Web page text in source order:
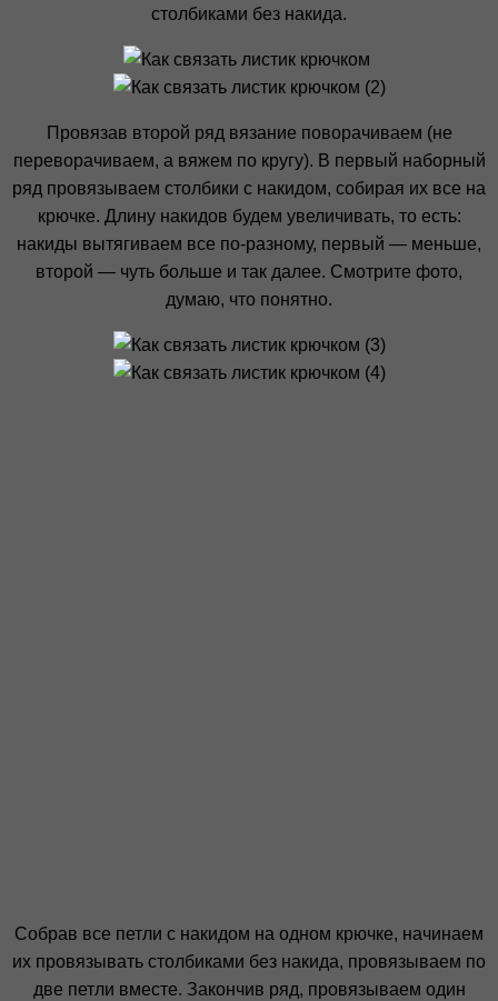
столбиками без накида.
Провязав второй ряд вязание поворачиваем (не
переворачиваем, а вяжем по кругу). В первый наборный
ряд провязываем столбики с накидом, собирая их все на
крючке. Длину накидов будем увеличивать, то есть:
накиды вытягиваем все по-разному, первый — меньше,
второй — чуть больше и так далее. Смотрите фото,
думаю, что понятно.
Собрав все петли с накидом на одном крючке, начинаем
их провязывать столбиками без накида, провязываем по
две петли вместе. Закончив ряд, провязываем один